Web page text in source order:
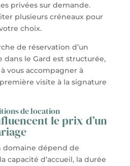
privées sur demande.
plusieurs créneaux pour
choix.
de réservation d’un
le Gard est structurée,
vous accompagner à
visite à la signature
de location
le prix d’un
domaine dépend de
capacité d’accueil, la durée